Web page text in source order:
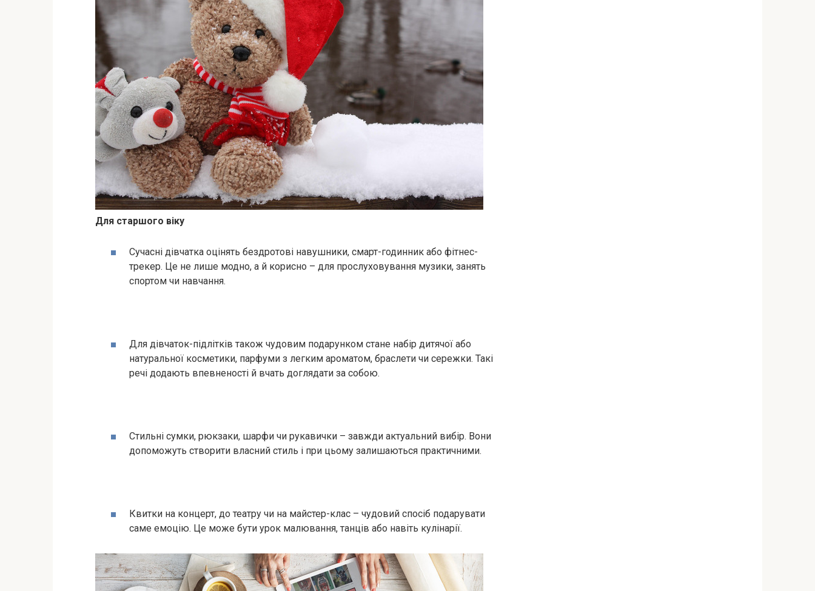
Для старшого віку
Сучасні дівчатка оцінять бездротові навушники, смарт-годинник або фітнес-
трекер. Це не лише модно, а й корисно – для прослуховування музики, занять
спортом чи навчання.
Для дівчаток-підлітків також чудовим подарунком стане набір дитячої або
натуральної косметики, парфуми з легким ароматом, браслети чи сережки. Такі
речі додають впевненості й вчать доглядати за собою.
Стильні сумки, рюкзаки, шарфи чи рукавички – завжди актуальний вибір. Вони
допоможуть створити власний стиль і при цьому залишаються практичними.
Квитки на концерт, до театру чи на майстер-клас – чудовий спосіб подарувати
саме емоцію. Це може бути урок малювання, танців або навіть кулінарії.